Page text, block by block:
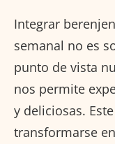
Integrar
semanal no es
punto de vista
nos permite
y deliciosas.
transformarse